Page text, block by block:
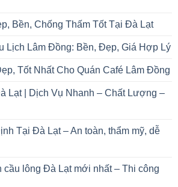
Bền, Chống Thấm Tốt Tại Đà Lạt
Lịch Lâm Đồng: Bền, Đẹp, Giá Hợp Lý
Tốt Nhất Cho Quán Café Lâm Đồng
Lạt | Dịch Vụ Nhanh – Chất Lượng –
Tại Đà Lạt – An toàn, thẩm mỹ, dễ
cầu lông Đà Lạt mới nhất – Thi công